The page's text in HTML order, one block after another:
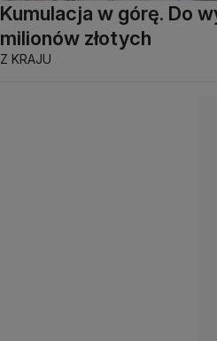
Kumulacja w górę. Do
milionów złotych
Z KRAJU